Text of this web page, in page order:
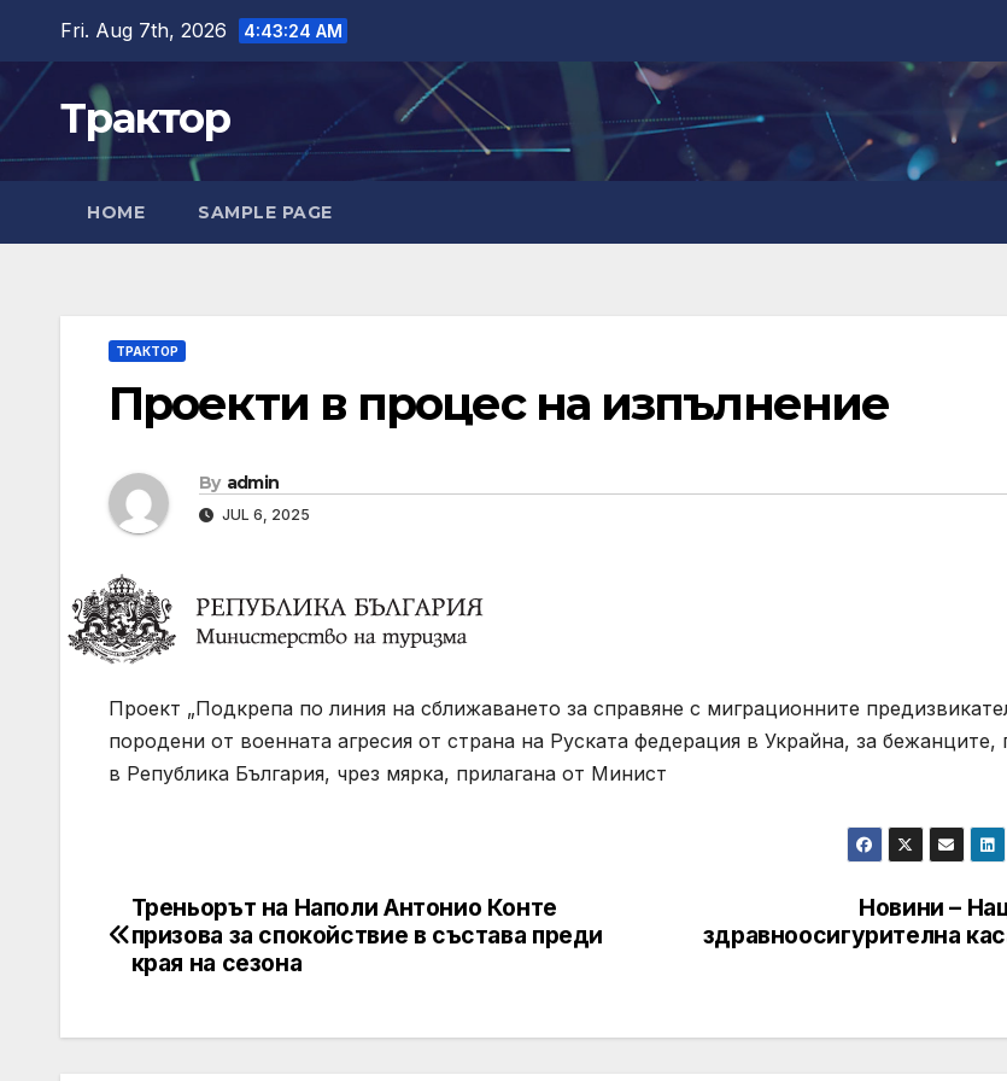
content
Fri. Aug 7th, 2026 4:43:25 AM
Трактор
HOME SAMPLE PAGE
ТРАКТОР
Проекти в процес на изпълнение
By admin
JUL 6, 2025
Проект „Подкрепа по линия на сближаването за справяне с миграционните
породени от военната агресия от страна на Руската федерация в Украйна, за бежанците,
в Република България, чрез мярка, прилагана от Минист
Post
navigation
Новини –
здравноосигурителна
Треньорът на Наполи Антонио Конте
призова за спокойствие в състава преди
края на сезона